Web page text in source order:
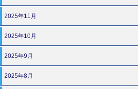
2025年11月
2025年10月
2025年9月
2025年8月